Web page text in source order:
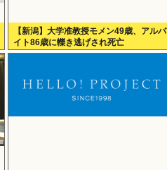
【新潟】大学准教授モメン49歳、アルバ
イト86歳に轢き逃げされ死亡